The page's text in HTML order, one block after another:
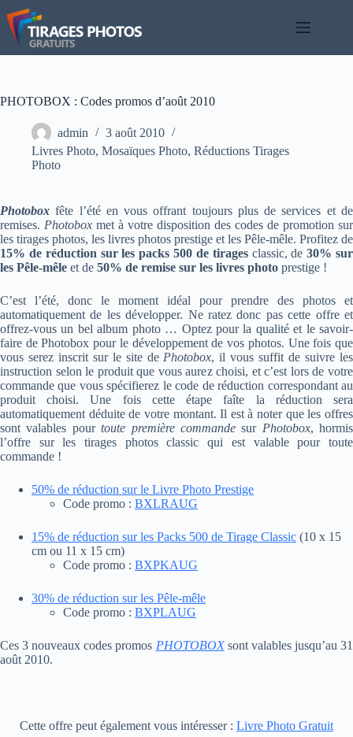
Passer
au
contenu
PHOTOBOX : Codes promos d’août 2010
admin
3 août 2010
Livres Photo, Mosaïques Photo, Réductions Tirages
Photo
Photobox fête l’été en vous offrant toujours plus de services et de
remises. Photobox met à votre disposition des codes de promotion sur
les tirages photos, les livres photos prestige et les Pêle-mêle. Profitez de
15% de réduction sur les packs 500 de tiragesclassic, de30% sur
les Pêle-mêle et de 50% de remise sur les livres photo prestige !
C’est l’été, donc le moment idéal pour prendre des photos et
automatiquement de les développer. Ne ratez donc pas cette offre et
offrez-vous un bel album photo … Optez pour la qualité et le savoir-
faire de Photobox pour le développement de vos photos. Une fois que
vous serez inscrit sur le site de Photobox, il vous suffit de suivre les
instruction selon le produit que vous aurez choisi, et c’est lors de votre
commande que vous spécifierez le code de réduction correspondant au
produit choisi. Une fois cette étape faîte la réduction sera
automatiquement déduite de votre montant. Il est à noter que les offres
sont valables pourtoute première commandesur Photobox, hormis
l’offre sur les tirages photos classic qui est valable pour toute
commande !
50% de réduction sur le Livre Photo Prestige
Code promo : BXLRAUG
15% de réduction sur les Packs 500 de Tirage Classic (10 x 15
cm ou 11 x 15 cm)
Code promo : BXPKAUG
30% de réduction sur les Pêle-mêle
Code promo : BXPLAUG
Ces 3 nouveaux codes promos PHOTOBOXsont valables jusqu’au 31
août 2010.
Cette offre peut également vous intéresser : Livre Photo Gratuit